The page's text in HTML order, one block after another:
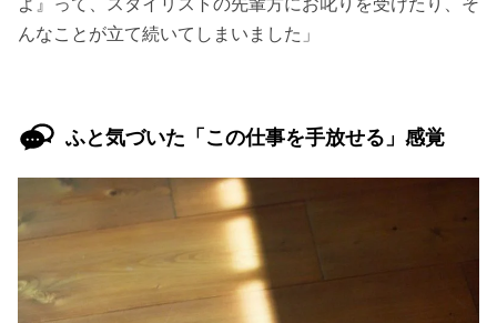
んなことが立て続いてしまいました」
ふと気づいた「この仕事を手放せる」感覚